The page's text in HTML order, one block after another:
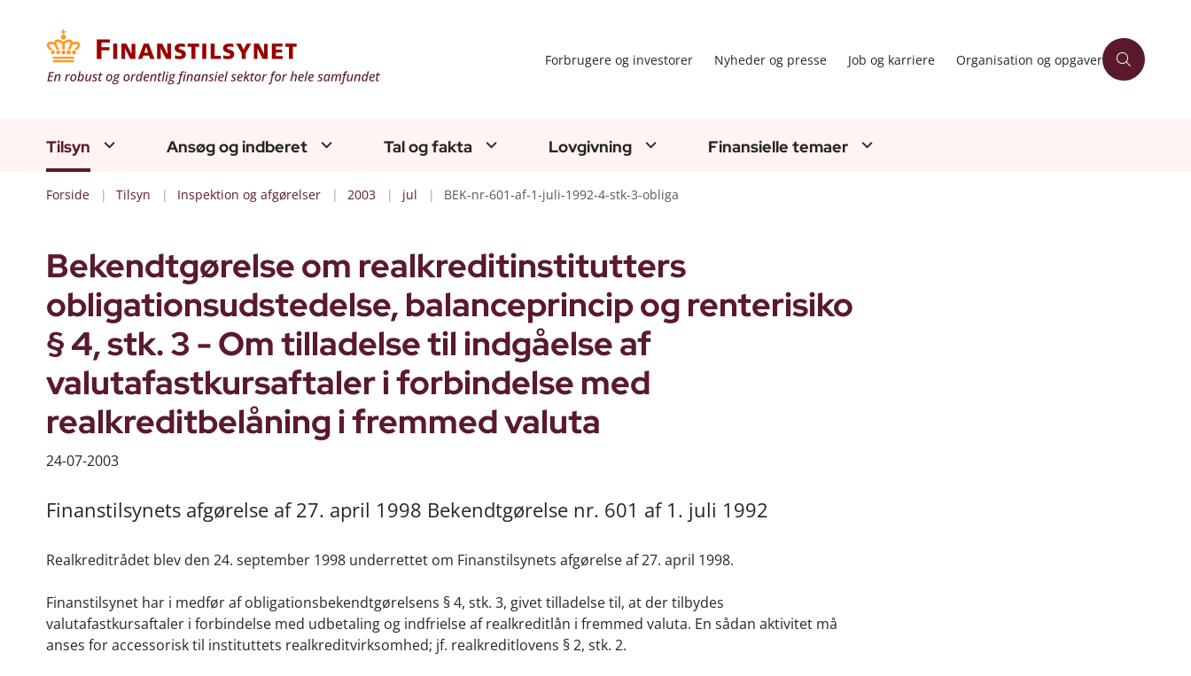
Forbrugere og investorer Nyheder og presse Job og karriere Organisation og opgaver
Tilsyn Ansøg og indberet Tal og fakta Lovgivning Finansielle temaer
Forside Tilsyn Inspektion og afgørelser 2003 jul BEK-nr-601-af-1-juli-1992-4-stk-3-obliga
Bekendtgørelse om realkreditinstitutters
obligationsudstedelse, balanceprincip og renterisiko
§ 4, stk. 3 - Om tilladelse til indgåelse af
valutafastkursaftaler i forbindelse med
realkreditbelåning i fremmed valuta
24-07-2003
Finanstilsynets afgørelse af 27. april 1998 Bekendtgørelse nr. 601 af 1. juli 1992
Realkreditrådet blev den 24. september 1998 underrettet om Finanstilsynets afgørelse af 27. april 1998.
Finanstilsynet har i medfør af obligationsbekendtgørelsens § 4, stk. 3, givet tilladelse til, at der tilbydes
valutafastkursaftaler i forbindelse med udbetaling og indfrielse af realkreditlån i fremmed valuta. En sådan aktivitet må
anses for accessorisk til instituttets realkreditvirksomhed; jf. realkreditlovens § 2, stk. 2.